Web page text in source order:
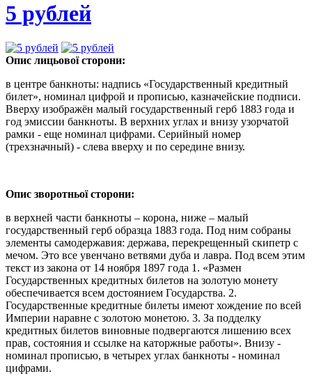
5 рублей
Опис лицьової сторони:
в центре банкноты: надпись «Государственный кредитный
билет», номинал цифрой и прописью, казначейские подписи.
Вверху изображён малый государственный герб 1883 года и
год эмиссии банкноты. В верхних углах и внизу узорчатой
рамки - еще номинал цифрами. Серийный номер
(трехзначный) - слева вверху и по середине внизу.
Опис зворотньої сторони:
в верхней части банкноты – корона, ниже – малый
государственный герб образца 1883 года. Под ним собраны
элементы самодержавия: держава, перекрещенный скипетр с
мечом. Это все увенчано ветвями дуба и лавра. Под всем этим
текст из закона от 14 ноября 1897 года 1. «Размен
Государственных кредитных билетов на золотую монету
обеспечивается всем достоянием Государства. 2.
Государственные кредитные билеты имеют хождение по всей
Империи наравне с золотою монетою. 3. За подделку
кредитных билетов виновные подвергаются лишению всех
прав, состояния и ссылке на каторжные работы». Внизу -
номинал прописью, в четырех углах банкноты - номинал
цифрами.